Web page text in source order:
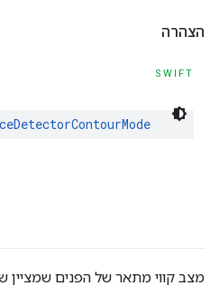
הצהרה
SWIFT
מצב קווי מתאר של הפנים שמציין